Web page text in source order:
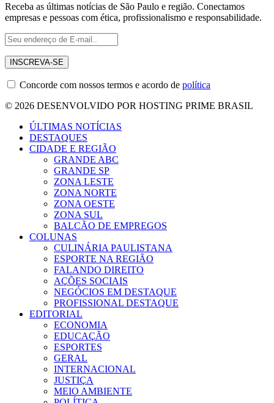
Receba as últimas notícias de São Paulo e região. Conectamos
empresas e pessoas com ética, profissionalismo e responsabilidade.
Concorde com nossos termos e acordo de política
© 2026 DESENVOLVIDO POR HOSTING PRIME BRASIL
ÚLTIMAS NOTÍCIAS
DESTAQUES
CIDADE E REGIÃO
GRANDE ABC
GRANDE SP
ZONA LESTE
ZONA NORTE
ZONA OESTE
ZONA SUL
BALCÃO DE EMPREGOS
COLUNAS
CULINÁRIA PAULISTANA
ESPORTE NA REGIÃO
FALANDO DIREITO
AÇÕES SOCIAIS
NEGÓCIOS EM DESTAQUE
PROFISSIONAL DESTAQUE
EDITORIAL
ECONOMIA
EDUCAÇÃO
ESPORTES
GERAL
INTERNACIONAL
JUSTIÇA
MEIO AMBIENTE